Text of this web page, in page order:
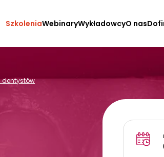
SzkoleniaWebinaryWykładowcyO nas
dentystów